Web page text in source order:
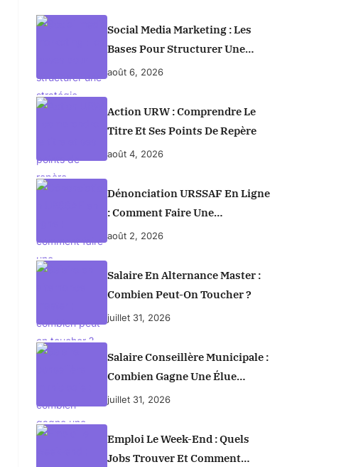
Social Media Marketing : Les
Bases Pour Structurer Une
Stratégie Efficace
août 6, 2026
Action URW : Comprendre Le
Titre Et Ses Points De Repère
août 4, 2026
Dénonciation URSSAF En Ligne
: Comment Faire Une
Signalisation Utile Et Prudente
août 2, 2026
Salaire En Alternance Master :
Combien Peut-On Toucher ?
juillet 31, 2026
Salaire Conseillère Municipale :
Combien Gagne Une Élue
Municipale En France ?
juillet 31, 2026
Emploi Le Week-End : Quels
Jobs Trouver Et Comment